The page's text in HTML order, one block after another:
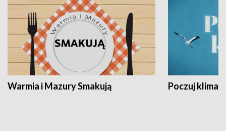
Warmia i Mazury Smakują Poczuj klimat